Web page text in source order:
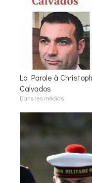
La Parole à
Calvados
Dans les médias